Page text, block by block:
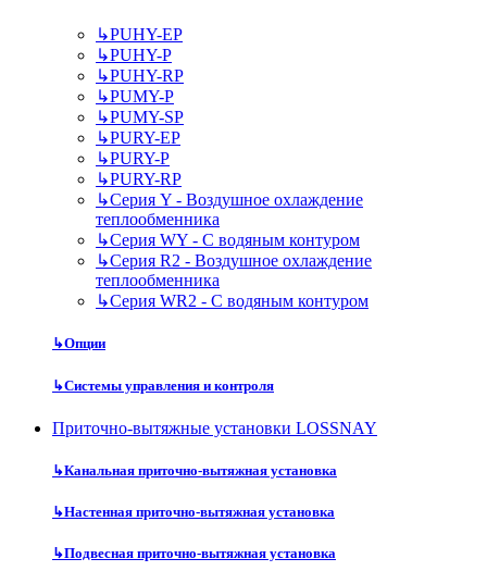
↳PUHY-EP
↳PUHY-P
↳PUHY-RP
↳PUMY-P
↳PUMY-SP
↳PURY-EP
↳PURY-P
↳PURY-RP
↳Серия Y - Воздушное охлаждение
теплообменника
↳Серия WY - С водяным контуром
↳Серия R2 - Воздушное охлаждение
теплообменника
↳Серия WR2 - С водяным контуром
↳Опции
↳Системы управления и контроля
Приточно-вытяжные установки LOSSNAY
↳Канальная приточно-вытяжная установка
↳Настенная приточно-вытяжная установка
↳Подвесная приточно-вытяжная установка